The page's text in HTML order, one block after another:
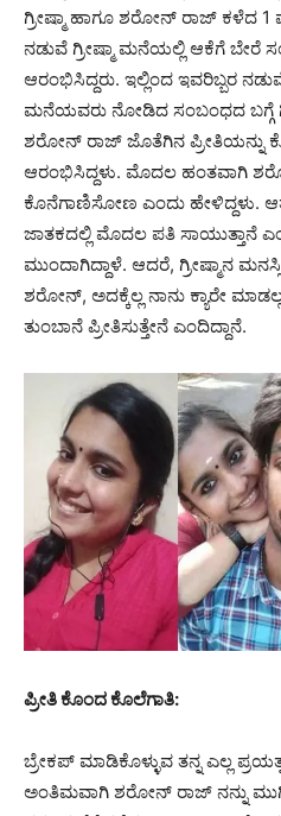
ಗ್ರೀಷ್ಮಾ ಹಾಗೂ ಶರೋನ್ ರಾಜ್ ಕಳೆದ 1
ನಡುವೆ ಗ್ರೀಷ್ಮಾ ಮನೆಯಲ್ಲಿ ಆಕೆಗೆ ಬೇರೆ
ಆರಂಭಿಸಿದ್ದರು. ಇಲ್ಲಿಂದ ಇವರಿಬ್ಬರ
ಮನೆಯವರು ನೋಡಿದ ಸಂಬಂಧದ ಬಗ್ಗೆ
ಶರೋನ್ ರಾಜ್ ಜೊತೆಗಿನ ಪ್ರೀತಿಯನ್ನು
ಆರಂಭಿಸಿದ್ದಳು. ಮೊದಲ ಹಂತವಾಗಿ
ಕೊನೆಗಾಣಿಸೋಣ ಎಂದು ಹೇಳಿದ್ದಳು.
ಜಾತಕದಲ್ಲಿ ಮೊದಲ ಪತಿ ಸಾಯುತ್ತಾನೆ
ಮುಂದಾಗಿದ್ದಾಳೆ. ಆದರೆ, ಗ್ರೀಷ್ಮಾನ
ಶರೋನ್, ಅದಕ್ಕೆಲ್ಲ ನಾನು ಕ್ಯಾರೇ
ತುಂಬಾನೆ ಪ್ರೀತಿಸುತ್ತೇನೆ ಎಂದಿದ್ದಾನೆ.
ಪ್ರೀತಿ ಕೊಂದ ಕೊಲೆಗಾತಿ:
ಬ್ರೇಕಪ್ ಮಾಡಿಕೊಳ್ಳುವ ತನ್ನ ಎಲ್ಲ
ಅಂತಿಮವಾಗಿ ಶರೋನ್ ರಾಜ್ ನನ್ನು